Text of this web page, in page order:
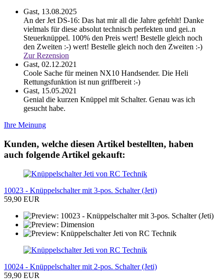
Gast, 13.08.2025
An der Jet DS-16: Das hat mir all die Jahre gefehlt! Danke
vielmals für diese absolut technisch perfekten und gei..n
Steuerknüppel. 100% den Preis wert! Bestelle gleich noch
den Zweiten :-) wert! Bestelle gleich noch den Zweiten :-)
Zur Rezension
Gast, 02.12.2021
Coole Sache für meinen NX10 Handsender. Die Heli
Rettungsfunktion ist nun griffbereit :-)
Gast, 15.05.2021
Genial die kurzen Knüppel mit Schalter. Genau was ich
gesucht habe.
Ihre Meinung
Kunden, welche diesen Artikel bestellten, haben
auch folgende Artikel gekauft:
10023 - Knüppelschalter mit 3-pos. Schalter (Jeti)
59,90 EUR
10024 - Knüppelschalter mit 2-pos. Schalter (Jeti)
59,90 EUR